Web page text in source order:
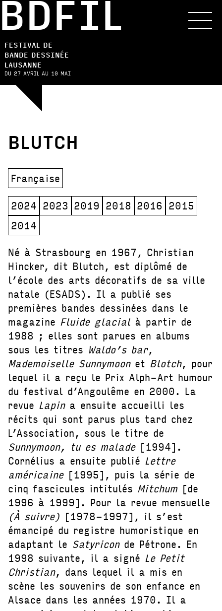
FESTIVAL DE
BANDE DESSINÉE
LAUSANNE
DU 27 AVRIL AU 10 MAI
BLUTCH
Française
2024 2023 2019 2018 2016 2015
2014
Né à Strasbourg en 1967, Christian
Hincker, dit Blutch, est diplômé de
l’école des arts décoratifs de sa ville
natale (ESADS). Il a publié ses
premières bandes dessinées dans le
magazine Fluide glacial à partir de
1988 ; elles sont parues en albums
sous les titres Waldo’s bar,
Mademoiselle Sunnymoonet Blotch, pour
lequel il a reçu le Prix Alph-Art humour
du festival d’Angoulême en 2000. La
revue Lapina ensuite accueilli les
récits qui sont parus plus tard chez
L’Association, sous le titre de
Sunnymoon, tu es malade[1994].
Cornélius a ensuite publié Lettre
américaine[1995], puis la série de
cinq fascicules intitulés Mitchum [de
1996 à 1999]. Pour la revue mensuelle
(À suivre) [1978-1997], il s’est
émancipé du registre humoristique en
adaptant le Satyriconde Pétrone. En
1998 suivante, il a signé Le Petit
Christian, dans lequel il a mis en
scène les souvenirs de son enfance en
Alsace dans les années 1970. Il a